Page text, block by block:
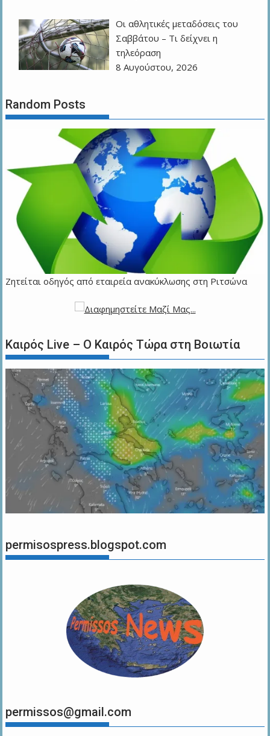
Οι αθλητικές μεταδόσεις του
Σαββάτου – Τι δείχνει η
τηλεόραση
8 Αυγούστου, 2026
Random Posts
Ζητείται οδηγός από εταιρεία ανακύκλωσης στη Ριτσώνα
Καιρός Live – Ο Καιρός Τώρα στη Βοιωτία
permisospress.blogspot.com
permissos@gmail.com